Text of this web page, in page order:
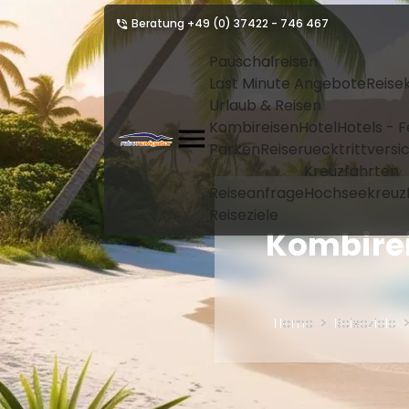
Beratung +49 (0) 37422 - 746 467
Pauschalreisen
Last Minute Angebote
Urlaub & Reisen
KombireisenHotelHotels -
Parken
Reiseanfrage
Kreuzfahrten
Reiseziele
Home Reiseziele